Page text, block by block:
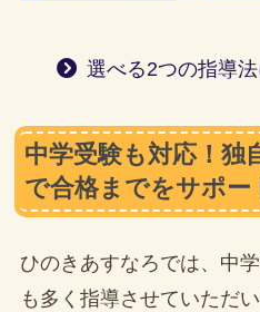
選べる2つの指導
中学受験も対応！独
で合格までをサポー
ひのきあすなろでは、中
も多く指導させていただ